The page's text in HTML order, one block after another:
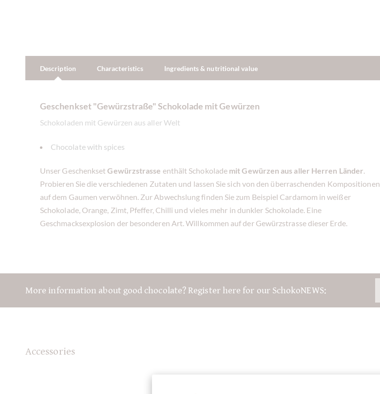
Description Characteristics Ingredients & nutritional value
Geschenkset "Gewürzstraße" Schokolade mit Gewürzen
Schokoladen mit Gewürzen aus aller Welt
Chocolate with spices
Unser GeschenksetGewürzstrasse enthält Schokolade mit Gewürzen aus aller Herren Länder.
Probieren Sie die verschiedenen Zutaten und lassen Sie sich von den überraschenden Kompositionen
auf dem Gaumen verwöhnen. Zur Abwechslung finden Sie zum Beispiel Cardamom in weißer
Schokolade, Orange, Zimt, Pfeffer, Chilli und vieles mehr in dunkler Schokolade. Eine
Geschmacksexplosion der besonderen Art. Willkommen auf der Gewürzstrasse dieser Erde.
More information about good chocolate? Register here for our SchokoNEWS:
Accessories